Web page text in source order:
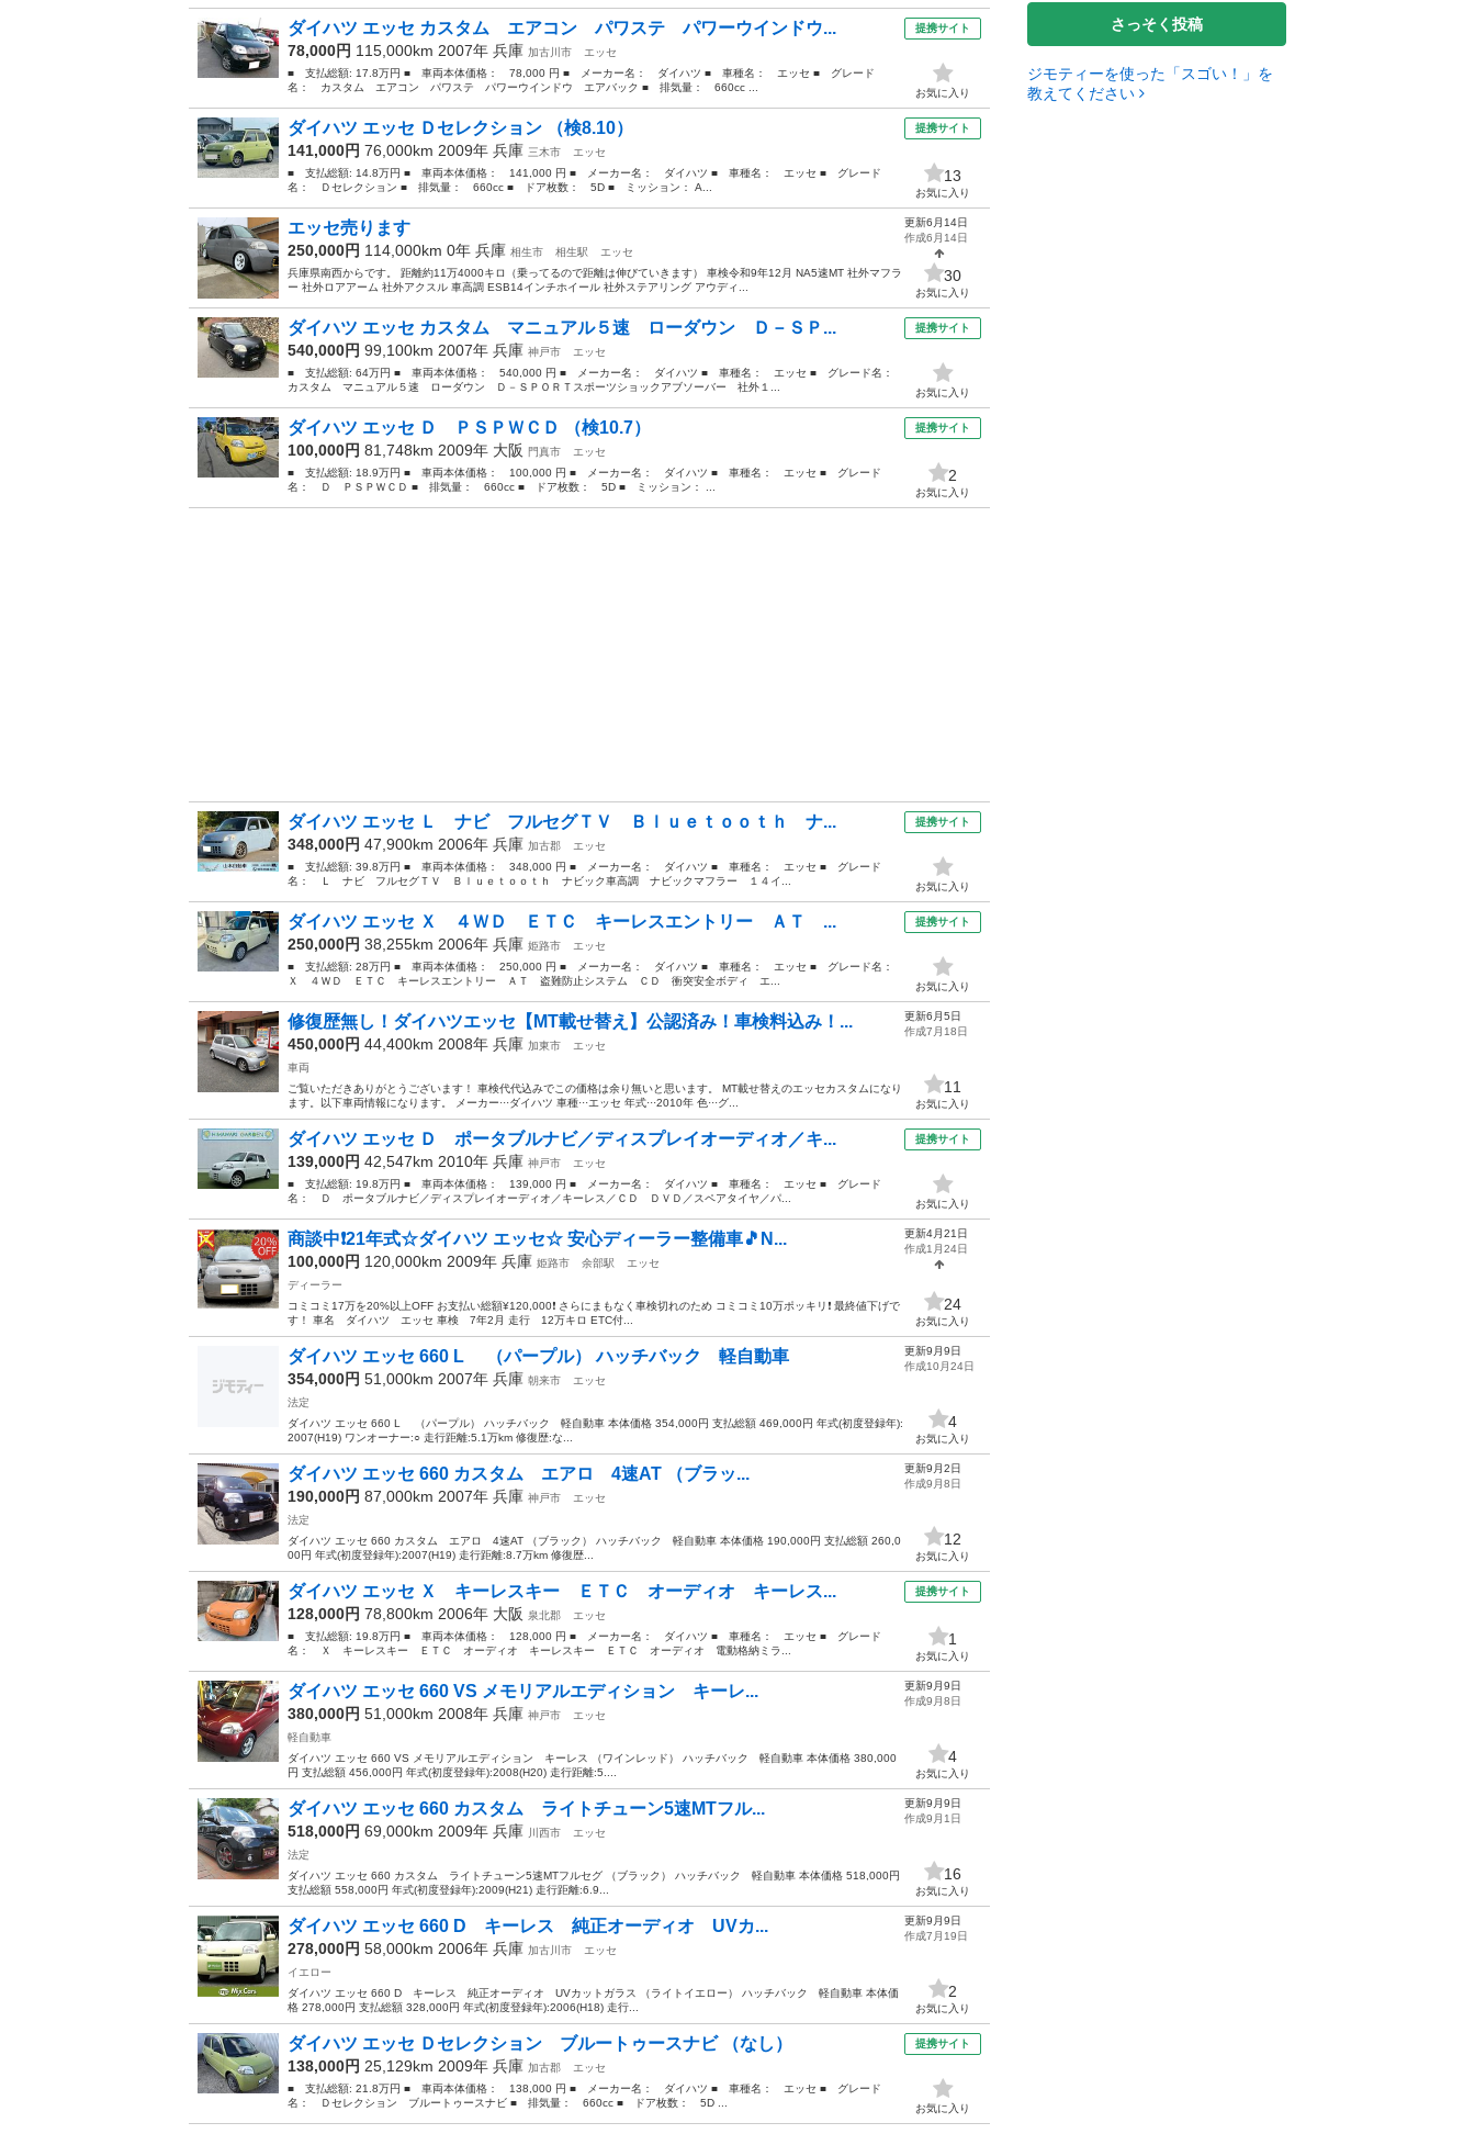
ダイハツ エッセ カスタム エアコン パワステ パワーウインドウ...
78,000円 115,000km 2007年 兵庫 加古川市
エッセ
■ 支払総額: 17.8万円 ■ 車両本体価格： 78,000 円 ■ メーカー名： ダイハツ ■ 車種名： エッセ ■ グレード
名： カスタム エアコン パワステ パワーウインドウ エアバック ■ 排気量： 660cc ...
提携サイト
お気に入り
ダイハツ エッセ Ｄセレクション （検8.10）
141,000円 76,000km 2009年 兵庫 三木市
エッセ
■ 支払総額: 14.8万円 ■ 車両本体価格： 141,000 円 ■ メーカー名： ダイハツ ■ 車種名： エッセ ■ グレード
名： Ｄセレクション ■ 排気量： 660cc ■ ドア枚数： 5D ■ ミッション： A...
提携サイト
13
お気に入り
エッセ売ります
250,000円 114,000km 0年 兵庫 相生市 相生駅
エッセ
兵庫県南西からです。 距離約11万4000キロ（乗ってるので距離は伸びていきます） 車検令和9年12月 NA5速MT 社外マフラ
ー 社外ロアアーム 社外アクスル 車高調 ESB14インチホイール 社外ステアリング アウディ...
更新6月14日
作成6月14日
30
お気に入り
ダイハツ エッセ カスタム マニュアル５速 ローダウン Ｄ－ＳＰ...
540,000円 99,100km 2007年 兵庫 神戸市
エッセ
■ 支払総額: 64万円 ■ 車両本体価格： 540,000 円 ■ メーカー名： ダイハツ ■ 車種名： エッセ ■ グレード名：
カスタム マニュアル５速 ローダウン Ｄ－ＳＰＯＲＴスポーツショックアブソーバー 社外１...
提携サイト
お気に入り
ダイハツ エッセ Ｄ ＰＳＰＷＣＤ （検10.7）
100,000円 81,748km 2009年 大阪 門真市
エッセ
■ 支払総額: 18.9万円 ■ 車両本体価格： 100,000 円 ■ メーカー名： ダイハツ ■ 車種名： エッセ ■ グレード
名： Ｄ ＰＳＰＷＣＤ ■ 排気量： 660cc ■ ドア枚数： 5D ■ ミッション： ...
提携サイト
2
お気に入り
ダイハツ エッセ Ｌ ナビ フルセグＴＶ Ｂｌｕｅｔｏｏｔｈ ナ...
348,000円 47,900km 2006年 兵庫 加古郡
エッセ
■ 支払総額: 39.8万円 ■ 車両本体価格： 348,000 円 ■ メーカー名： ダイハツ ■ 車種名： エッセ ■ グレード
名： Ｌ ナビ フルセグＴＶ Ｂｌｕｅｔｏｏｔｈ ナビック車高調 ナビックマフラー １４イ...
提携サイト
お気に入り
ダイハツ エッセ Ｘ ４ＷＤ ＥＴＣ キーレスエントリー ＡＴ ...
250,000円 38,255km 2006年 兵庫 姫路市
エッセ
■ 支払総額: 28万円 ■ 車両本体価格： 250,000 円 ■ メーカー名： ダイハツ ■ 車種名： エッセ ■ グレード名：
Ｘ ４ＷＤ ＥＴＣ キーレスエントリー ＡＴ 盗難防止システム ＣＤ 衝突安全ボディ エ...
提携サイト
お気に入り
修復歴無し！ダイハツエッセ【MT載せ替え】公認済み！車検料込み！...
450,000円 44,400km 2008年 兵庫 加東市
エッセ
車両
ご覧いただきありがとうございます！ 車検代代込みでこの価格は余り無いと思います。 MT載せ替えのエッセカスタムになり
ます。以下車両情報になります。 メーカー···ダイハツ 車種···エッセ 年式···2010年 色···グ...
更新6月5日
作成7月18日
11
お気に入り
ダイハツ エッセ Ｄ ポータブルナビ／ディスプレイオーディオ／キ...
139,000円 42,547km 2010年 兵庫 神戸市
エッセ
■ 支払総額: 19.8万円 ■ 車両本体価格： 139,000 円 ■ メーカー名： ダイハツ ■ 車種名： エッセ ■ グレード
名： Ｄ ポータブルナビ／ディスプレイオーディオ／キーレス／ＣＤ ＤＶＤ／スペアタイヤ／パ...
提携サイト
お気に入り
商談中❗️21年式☆ダイハツ エッセ☆ 安心ディーラー整備車🎵N...
100,000円 120,000km 2009年 兵庫 姫路市 余部駅
エッセ
ディーラー
コミコミ17万を20%以上OFF お支払い総額¥120,000❗️ さらにまもなく車検切れのため コミコミ10万ポッキリ❗️ 最終値下げで
す！ 車名 ダイハツ エッセ 車検 7年2月 走行 12万キロ ETC付...
更新4月21日
作成1月24日
24
お気に入り
ダイハツ エッセ 660 L （パープル） ハッチバック 軽自動車
354,000円 51,000km 2007年 兵庫 朝来市
エッセ
法定
ダイハツ エッセ 660 L （パープル） ハッチバック 軽自動車 本体価格 354,000円 支払総額 469,000円 年式(初度登録年):
2007(H19) ワンオーナー:○ 走行距離:5.1万km 修復歴:な...
更新9月9日
作成10月24日
4
お気に入り
ダイハツ エッセ 660 カスタム エアロ 4速AT （ブラッ...
190,000円 87,000km 2007年 兵庫 神戸市
エッセ
法定
ダイハツ エッセ 660 カスタム エアロ 4速AT （ブラック） ハッチバック 軽自動車 本体価格 190,000円 支払総額 260,0
00円 年式(初度登録年):2007(H19) 走行距離:8.7万km 修復歴...
更新9月2日
作成9月8日
12
お気に入り
ダイハツ エッセ Ｘ キーレスキー ＥＴＣ オーディオ キーレス...
128,000円 78,800km 2006年 大阪 泉北郡
エッセ
■ 支払総額: 19.8万円 ■ 車両本体価格： 128,000 円 ■ メーカー名： ダイハツ ■ 車種名： エッセ ■ グレード
名： Ｘ キーレスキー ＥＴＣ オーディオ キーレスキー ＥＴＣ オーディオ 電動格納ミラ...
提携サイト
1
お気に入り
ダイハツ エッセ 660 VS メモリアルエディション キーレ...
380,000円 51,000km 2008年 兵庫 神戸市
エッセ
軽自動車
ダイハツ エッセ 660 VS メモリアルエディション キーレス （ワインレッド） ハッチバック 軽自動車 本体価格 380,000
円 支払総額 456,000円 年式(初度登録年):2008(H20) 走行距離:5....
更新9月9日
作成9月8日
4
お気に入り
ダイハツ エッセ 660 カスタム ライトチューン5速MTフル...
518,000円 69,000km 2009年 兵庫 川西市
エッセ
法定
ダイハツ エッセ 660 カスタム ライトチューン5速MTフルセグ （ブラック） ハッチバック 軽自動車 本体価格 518,000円
支払総額 558,000円 年式(初度登録年):2009(H21) 走行距離:6.9...
更新9月9日
作成9月1日
16
お気に入り
ダイハツ エッセ 660 D キーレス 純正オーディオ UVカ...
278,000円 58,000km 2006年 兵庫 加古川市
エッセ
イエロー
ダイハツ エッセ 660 D キーレス 純正オーディオ UVカットガラス （ライトイエロー） ハッチバック 軽自動車 本体価
格 278,000円 支払総額 328,000円 年式(初度登録年):2006(H18) 走行...
更新9月9日
作成7月19日
2
お気に入り
ダイハツ エッセ Ｄセレクション ブルートゥースナビ （なし）
138,000円 25,129km 2009年 兵庫 加古郡
エッセ
■ 支払総額: 21.8万円 ■ 車両本体価格： 138,000 円 ■ メーカー名： ダイハツ ■ 車種名： エッセ ■ グレード
名： Ｄセレクション ブルートゥースナビ ■ 排気量： 660cc ■ ドア枚数： 5D ...
提携サイト
お気に入り
さっそく投稿
ジモティーを使った「スゴい！」を
教えてください